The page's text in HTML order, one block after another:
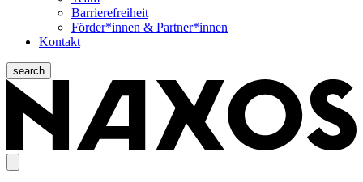
Barrierefreiheit
Förder*innen & Partner*innen
Kontakt
search